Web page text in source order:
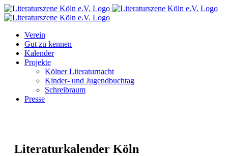
Zum
Inhalt
Facebook
Instagram
E-
Mail
Verein
Gut zu kennen
Kalender
Projekte
Kölner Literaturnacht
Kinder- und Jugendbuchtag
Schreibraum
Presse
Literaturkalender Köln